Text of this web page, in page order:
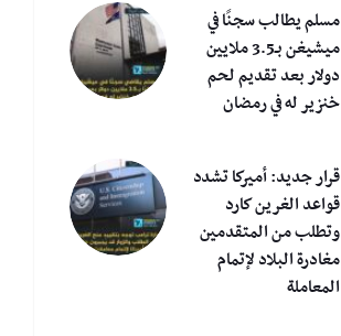
مسلم يطالب سجنًا في
ميشيغن بـ3.5 ملايين
دولار بعد تقديم لحم
خنزير له في رمضان
قرار جديد: أميركا تشدد
قواعد الغرين كارد
وتطلب من المتقدمين
مغادرة البلاد لإتمام
المعاملة